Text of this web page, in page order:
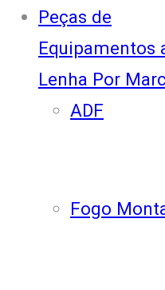
Peças de
Equipamentos
Lenha Por
ADF
Fogo